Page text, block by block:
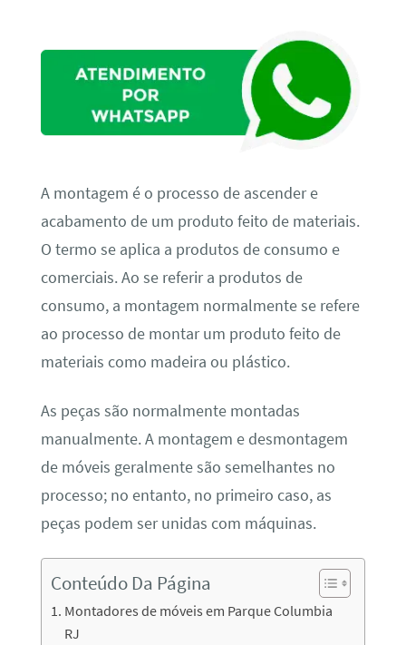
A montagem é o processo de ascender e
acabamento de um produto feito de materiais.
O termo se aplica a produtos de consumo e
comerciais. Ao se referir a produtos de
consumo, a montagem normalmente se refere
ao processo de montar um produto feito de
materiais como madeira ou plástico.
As peças são normalmente montadas
manualmente. A montagem e desmontagem
de móveis geralmente são semelhantes no
processo; no entanto, no primeiro caso, as
peças podem ser unidas com máquinas.
Conteúdo Da Página
Montadores de móveis em Parque Columbia
RJ